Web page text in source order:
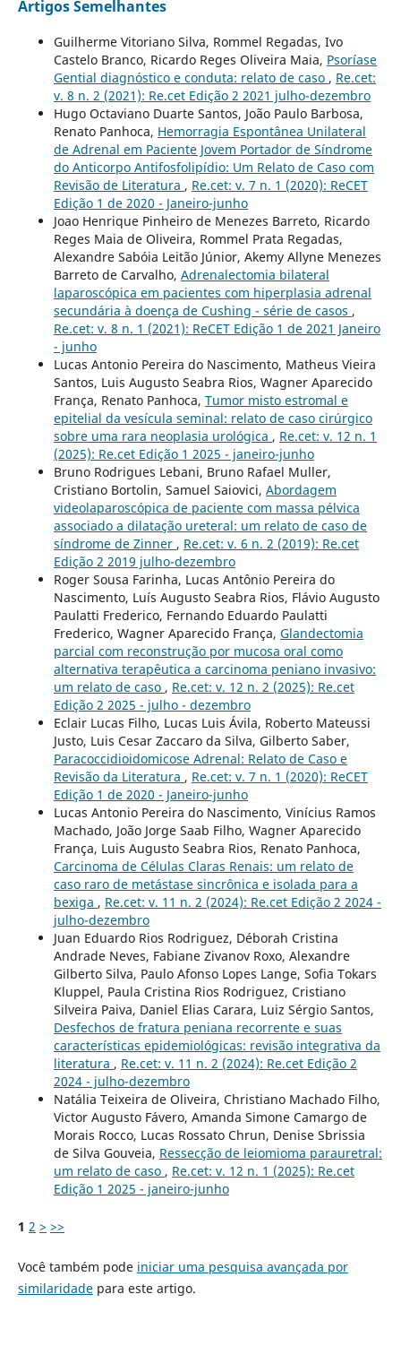
Artigos Semelhantes
Guilherme Vitoriano Silva, Rommel Regadas, Ivo
Castelo Branco, Ricardo Reges Oliveira Maia, Psoríase
Gential diagnóstico e conduta: relato de caso , Re.cet:
v. 8 n. 2 (2021): Re.cet Edição 2 2021 julho-dezembro
Hugo Octaviano Duarte Santos, João Paulo Barbosa,
Renato Panhoca, Hemorragia Espontânea Unilateral
de Adrenal em Paciente Jovem Portador de Síndrome
do Anticorpo Antifosfolipídio: Um Relato de Caso com
Revisão de Literatura , Re.cet: v. 7 n. 1 (2020): ReCET
Edição 1 de 2020 - Janeiro-junho
Joao Henrique Pinheiro de Menezes Barreto, Ricardo
Reges Maia de Oliveira, Rommel Prata Regadas,
Alexandre Sabóia Leitão Júnior, Akemy Allyne Menezes
Barreto de Carvalho, Adrenalectomia bilateral
laparoscópica em pacientes com hiperplasia adrenal
secundária à doença de Cushing - série de casos ,
Re.cet: v. 8 n. 1 (2021): ReCET Edição 1 de 2021 Janeiro
- junho
Lucas Antonio Pereira do Nascimento, Matheus Vieira
Santos, Luis Augusto Seabra Rios, Wagner Aparecido
França, Renato Panhoca, Tumor misto estromal e
epitelial da vesícula seminal: relato de caso cirúrgico
sobre uma rara neoplasia urológica , Re.cet: v. 12 n. 1
(2025): Re.cet Edição 1 2025 - janeiro-junho
Bruno Rodrigues Lebani, Bruno Rafael Muller,
Cristiano Bortolin, Samuel Saiovici, Abordagem
videolaparoscópica de paciente com massa pélvica
associado a dilatação ureteral: um relato de caso de
síndrome de Zinner , Re.cet: v. 6 n. 2 (2019): Re.cet
Edição 2 2019 julho-dezembro
Roger Sousa Farinha, Lucas Antônio Pereira do
Nascimento, Luís Augusto Seabra Rios, Flávio Augusto
Paulatti Frederico, Fernando Eduardo Paulatti
Frederico, Wagner Aparecido França, Glandectomia
parcial com reconstrução por mucosa oral como
alternativa terapêutica a carcinoma peniano invasivo:
um relato de caso , Re.cet: v. 12 n. 2 (2025): Re.cet
Edição 2 2025 - julho - dezembro
Eclair Lucas Filho, Lucas Luis Ávila, Roberto Mateussi
Justo, Luis Cesar Zaccaro da Silva, Gilberto Saber,
Paracoccidioidomicose Adrenal: Relato de Caso e
Revisão da Literatura , Re.cet: v. 7 n. 1 (2020): ReCET
Edição 1 de 2020 - Janeiro-junho
Lucas Antonio Pereira do Nascimento, Vinícius Ramos
Machado, João Jorge Saab Filho, Wagner Aparecido
França, Luis Augusto Seabra Rios, Renato Panhoca,
Carcinoma de Células Claras Renais: um relato de
caso raro de metástase sincrônica e isolada para a
bexiga , Re.cet: v. 11 n. 2 (2024): Re.cet Edição 2 2024 -
julho-dezembro
Juan Eduardo Rios Rodriguez, Déborah Cristina
Andrade Neves, Fabiane Zivanov Roxo, Alexandre
Gilberto Silva, Paulo Afonso Lopes Lange, Sofia Tokars
Kluppel, Paula Cristina Rios Rodriguez, Cristiano
Silveira Paiva, Daniel Elias Carara, Luiz Sérgio Santos,
Desfechos de fratura peniana recorrente e suas
características epidemiológicas: revisão integrativa da
literatura , Re.cet: v. 11 n. 2 (2024): Re.cet Edição 2
2024 - julho-dezembro
Natália Teixeira de Oliveira, Christiano Machado Filho,
Victor Augusto Fávero, Amanda Simone Camargo de
Morais Rocco, Lucas Rossato Chrun, Denise Sbrissia
de Silva Gouveia, Ressecção de leiomioma parauretral:
um relato de caso , Re.cet: v. 12 n. 1 (2025): Re.cet
Edição 1 2025 - janeiro-junho
1 2 > >>
Você também pode iniciar uma pesquisa avançada por
similaridadepara este artigo.